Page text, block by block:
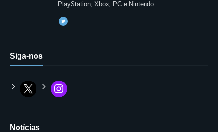
PlayStation, Xbox, PC e Nintendo.
Siga-nos
Notícias